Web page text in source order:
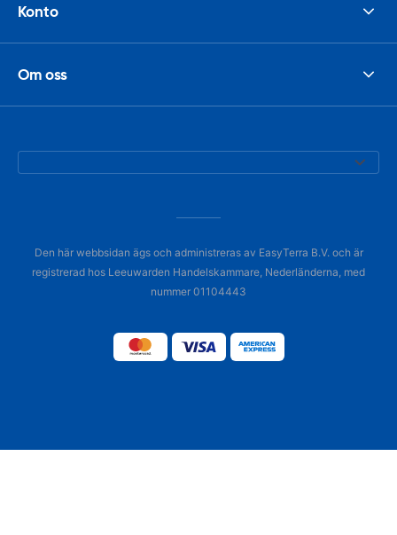
Konto
Om oss
Den här webbsidan ägs och administreras av EasyTerra B.V. och är
registrerad hos Leeuwarden Handelskammare, Nederländerna, med
nummer 01104443